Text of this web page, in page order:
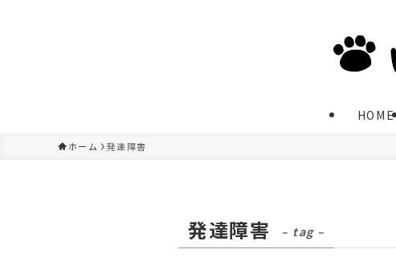
HOME
ホーム 発達障害
発達障害 – tag –